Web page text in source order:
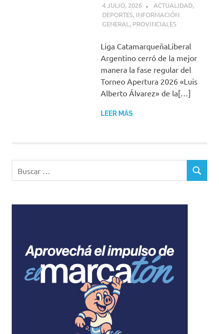
4 JULIO, 2026 H P
ACTUALIDAD,
DEPORTES, INFORMACIÓN
GENERAL , PROVINCIALES
Liga CatamarqueñaLiberal
Argentino cerró de la mejor
manera la fase regular del
Torneo Apertura 2026 «Luis
Alberto Álvarez» de la[…]
LEER MÁS
BUSCAR